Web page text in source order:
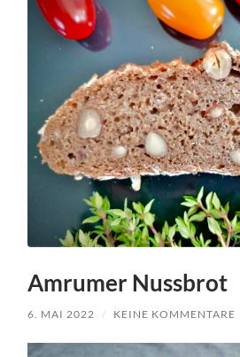
Amrumer Nussbrot
6. MAI 2022 / KEINE KOMMENTARE